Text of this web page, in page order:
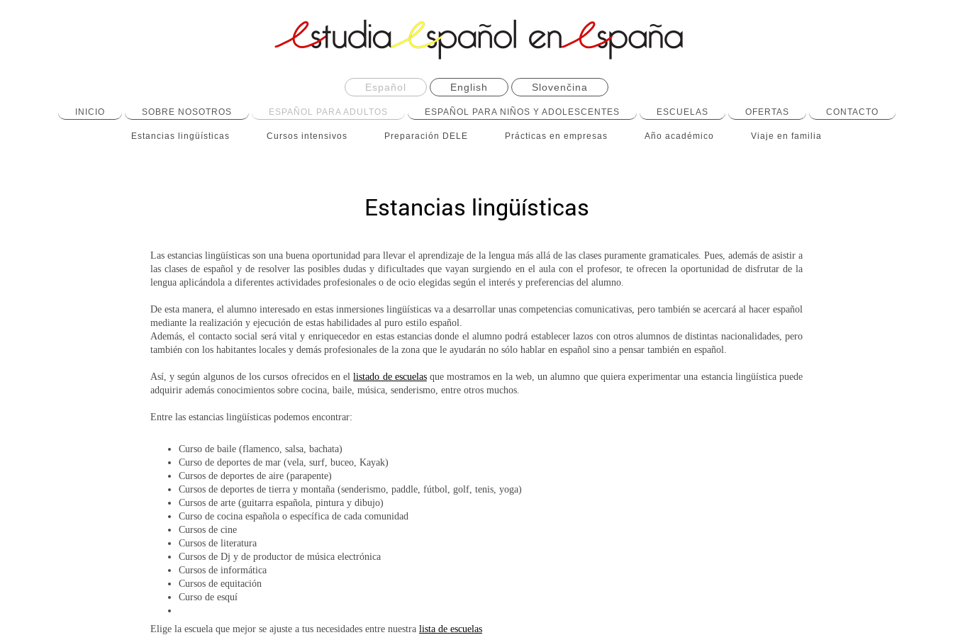
Español English Slovenčina
INICIO SOBRE NOSOTROS ESPAÑOL PARA ADULTOS ESPAÑOL PARA NIÑOS Y ADOLESCENTES ESCUELAS OFERTAS CONTACTO
Estancias lingüísticas Cursos intensivos Preparación DELE Prácticas en empresas Año académico Viaje en familia
Estancias lingüísticas
Las estancias lingüísticas son una buena oportunidad para llevar el aprendizaje de la lengua más allá de las clases puramente gramaticales. Pues, además de asistir a
las clases de español y de resolver las posibles dudas y dificultades que vayan surgiendo en el aula con el profesor, te ofrecen la oportunidad de disfrutar de la
lengua aplicándola a diferentes actividades profesionales o de ocio elegidas según el interés y preferencias del alumno.
De esta manera, el alumno interesado en estas inmersiones lingüísticas va a desarrollar unas competencias comunicativas, pero también se acercará al hacer español
mediante la realización y ejecución de estas habilidades al puro estilo español.
Además, el contacto social será vital y enriquecedor en estas estancias donde el alumno podrá establecer lazos con otros alumnos de distintas nacionalidades, pero
también con los habitantes locales y demás profesionales de la zona que le ayudarán no sólo hablar en español sino a pensar también en español.
Así, y según algunos de los cursos ofrecidos en ellistado de escuelasque mostramos en la web, un alumno que quiera experimentar una estancia lingüística puede
adquirir además conocimientos sobre cocina, baile, música, senderismo, entre otros muchos.
Entre las estancias lingüísticas podemos encontrar:​
Curso de baile (flamenco, salsa, bachata)
Curso de deportes de mar (vela, surf, buceo, Kayak)
Cursos de deportes de aire (parapente)
Cursos de deportes de tierra y montaña (senderismo, paddle, fútbol, golf, tenis, yoga)
Cursos de arte (guitarra española, pintura y dibujo)
Curso de cocina española o específica de cada comunidad
Cursos de cine
Cursos de literatura
Cursos de Dj y de productor de música electrónica
Cursos de informática
Cursos de equitación
Curso de esquí
Elige la escuela que mejor se ajuste a tus necesidades entre nuestra lista de escuelas